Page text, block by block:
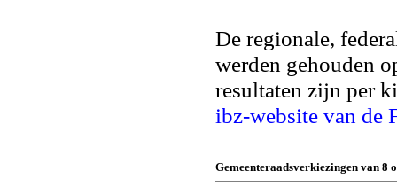
De regionale,
werden gehouden
resultaten zijn per
ibz-website van de
Gemeenteraadsverkiezingen van 8